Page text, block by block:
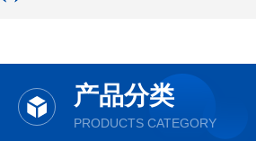
产品分类
PRODUCTS CATEGORY